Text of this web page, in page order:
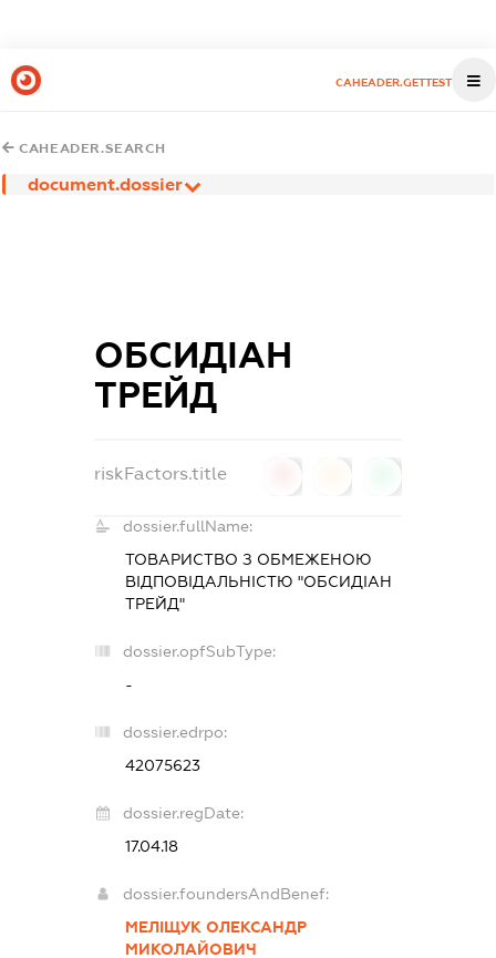
CAHEADER.GETTEST
CAHEADER.SEARCH
document.dossier
ОБСИДІАН
ТРЕЙД
riskFactors.title
dossier.fullName:
ТОВАРИСТВО З ОБМЕЖЕНОЮ
ВІДПОВІДАЛЬНІСТЮ "ОБСИДІАН
ТРЕЙД"
dossier.opfSubType:
-
dossier.edrpo:
42075623
dossier.regDate:
17.04.18
dossier.foundersAndBenef:
МЕЛІЩУК ОЛЕКСАНДР
МИКОЛАЙОВИЧ